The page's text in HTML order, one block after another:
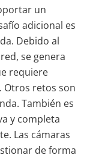
un
adicional es
Debido al
se genera
requiere
Otros retos son
También es
y completa
Las cámaras
de forma